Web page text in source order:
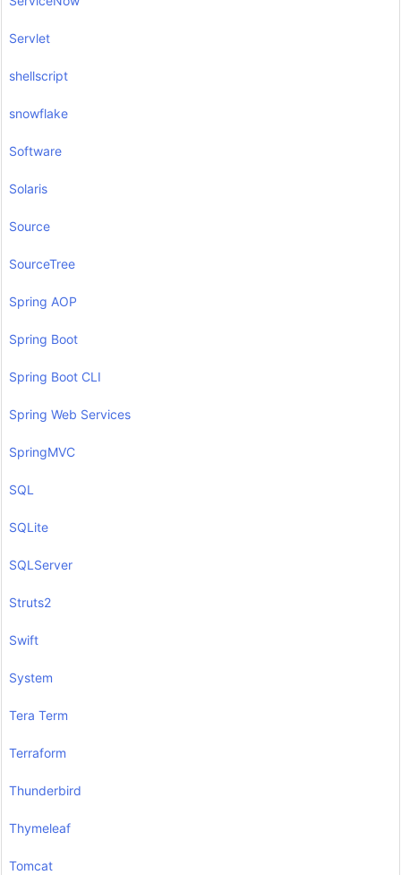
Servlet
shellscript
snowflake
Software
Solaris
Source
SourceTree
Spring AOP
Spring Boot
Spring Boot CLI
Spring Web Services
SpringMVC
SQL
SQLite
SQLServer
Struts2
Swift
System
Tera Term
Terraform
Thunderbird
Thymeleaf
Tomcat